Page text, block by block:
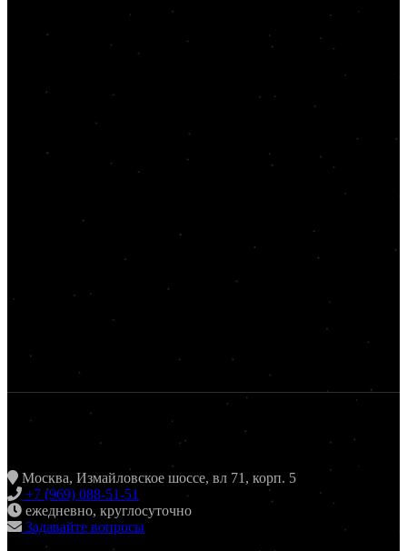
ЖАРИТЬ & ПИТЬ
Москва, Измайловское шоссе, вл 71, корп. 5
+7 (969) 088-51-51
ежедневно, круглосуточно
Задавайте вопросы